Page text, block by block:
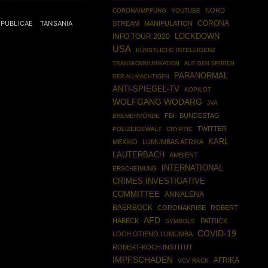
PUBLICAE
TANSANIA
CORONAIMPFUNG
YOUTUBE
NORD
STREAM
MANIPULATION
CORONA
INFO TOUR 2020
LOCKDOWN
USA KÜNSTLICHE INTELLIGENZ
TRANSKOMMUNIKATION AUF DEN SPUREN
DER ALLMÄCHTIGEN
PARANORMAL
ANTI-SPIEGEL-TV
KOPILOT
WOLFGANG WODARG
JVA
BREMERVÖRDE
FBI BUNDESTAG
POLIZEIGEWALT CRYPTIC
TWITTER
MEXIKO
LUMUMBAS AFRIKA
KARL
LAUTERBACH
AMBIENT
ERSCHEINUNG
INTERNATIONAL
CRIMES INVESTIGATIVE
COMMITTEE
ANNALENA
BAERBOCK
CORONAKRISE
ROBERT
HABECK
AFD SYMBOLS
PATRICK
LOCH OTIENO LUMUMBA
COVID-19
ROBERT-KOCH INSTITUT
IMPFSCHADEN VCV RACK
AFRIKA